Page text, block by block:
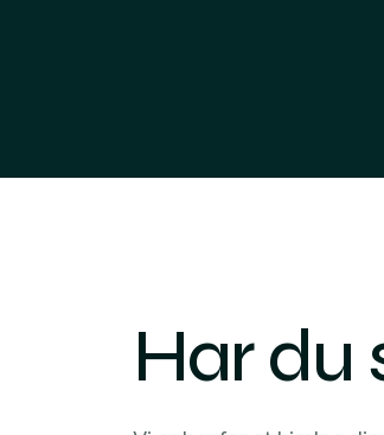
Har du